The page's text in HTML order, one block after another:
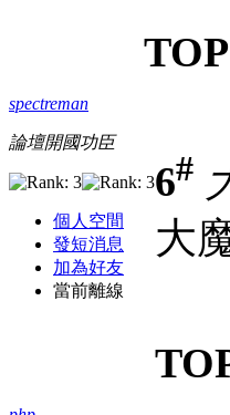
TOP
spectreman
論壇開國功臣
個人空間
發短消息
加為好友
當前離線
6#
大